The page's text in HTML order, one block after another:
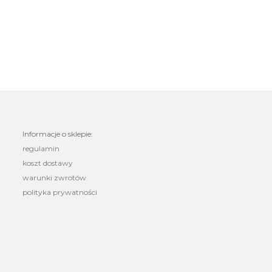
Informacje o sklepie:
regulamin
koszt dostawy
warunki zwrotów
polityka prywatności